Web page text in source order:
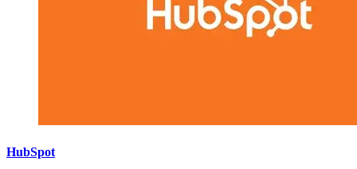
HubSpot